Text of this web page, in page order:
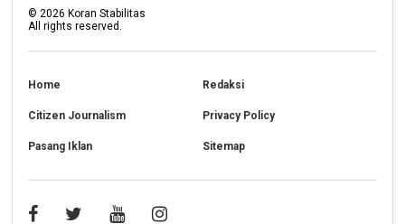
©2026 Koran Stabilitas
All rights reserved.
Home Redaksi
Citizen Journalism Privacy Policy
Pasang Iklan Sitemap